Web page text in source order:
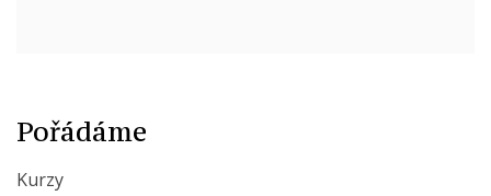
Pořádáme
Kurzy